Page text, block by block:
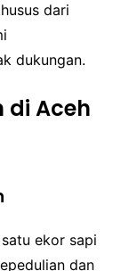
dari
dukungan.
di Aceh
ekor sapi
dan